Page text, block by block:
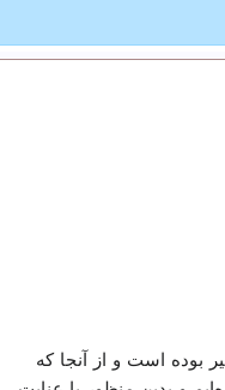
بوده است و از آنجا که